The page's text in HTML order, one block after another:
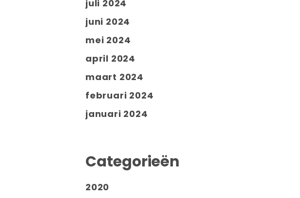
juli 2024
juni 2024
mei 2024
april 2024
maart 2024
februari 2024
januari 2024
Categorieën
2020